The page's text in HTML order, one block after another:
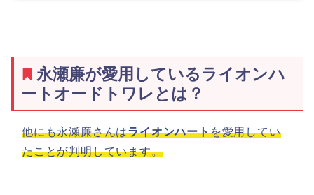
永瀬廉が愛用しているライオンハ
ートオードトワレとは？
他にも永瀬廉さんはライオンハートを愛用してい
たことが判明しています。